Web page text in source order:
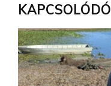
KAPCSOLÓDÓ